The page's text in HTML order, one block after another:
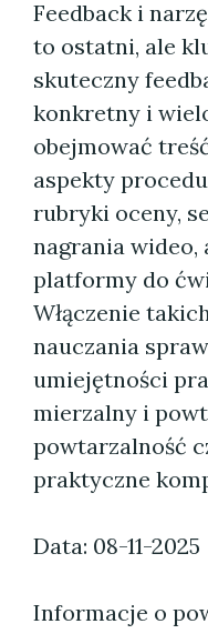
Feedback i
to ostatni, ale
skuteczny
konkretny i
obejmować
aspekty
rubryki oceny,
nagrania
platformy do
Włączenie
nauczania
umiejętności
mierzalny i
powtarzalność
praktyczne
Data: 08-11-2025
Informacje o